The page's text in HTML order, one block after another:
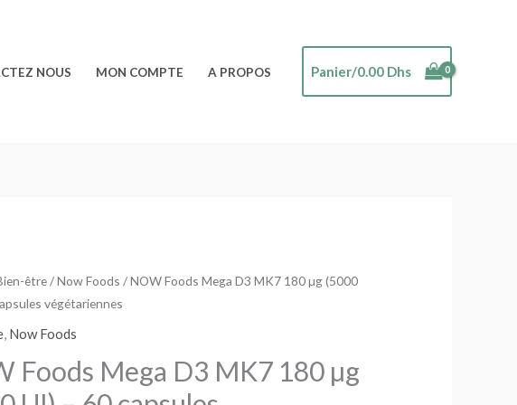
NOUS MON COMPTE A PROPOS Panier/0.00 Dhs
être/Now Foods / NOW Foods Mega D3 MK7 180 µg (5000
végétariennes
, Now Foods
Foods Mega D3 MK7 180 µg